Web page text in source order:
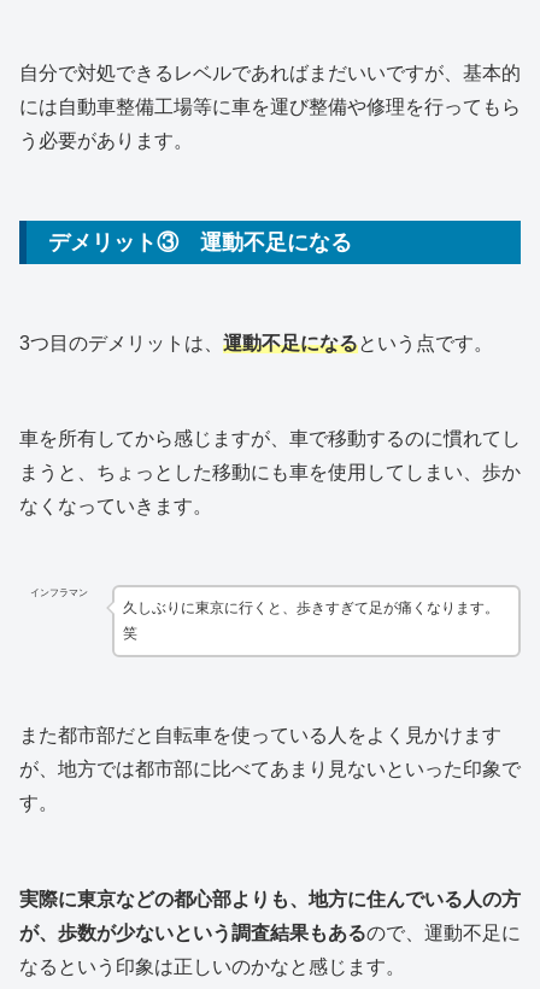
自分で対処できるレベルであればまだいいですが、基本的
には自動車整備工場等に車を運び整備や修理を行ってもら
う必要があります。
デメリット③ 運動不足になる
3つ目のデメリットは、 運動不足になるという点です。
車を所有してから感じますが、車で移動するのに慣れてし
まうと、ちょっとした移動にも車を使用してしまい、歩か
なくなっていきます。
インフラマン
久しぶりに東京に行くと、歩きすぎて足が痛くなります。
笑
また都市部だと自転車を使っている人をよく見かけます
が、地方では都市部に比べてあまり見ないといった印象で
す。
実際に東京などの都心部よりも、地方に住んでいる人の方
が、歩数が少ないという調査結果もあるので、運動不足に
なるという印象は正しいのかなと感じます。